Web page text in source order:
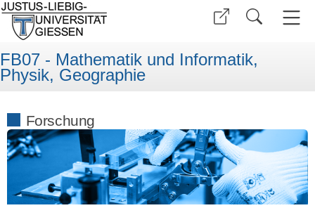
FB07 - Mathematik und Informatik,
Physik, Geographie
Forschung